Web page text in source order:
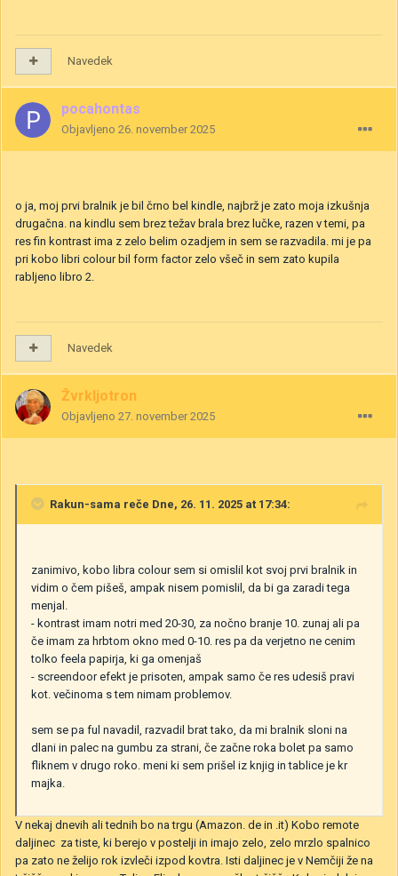
Navedek
pocahontas
Objavljeno 26. november 2025
o ja, moj prvi bralnik je bil črno bel kindle, najbrž je zato moja izkušnja
drugačna. na kindlu sem brez težav brala brez lučke, razen v temi, pa
res fin kontrast ima z zelo belim ozadjem in sem se razvadila. mi je pa
pri kobo libri colour bil form factor zelo všeč in sem zato kupila
rabljeno libro 2.
Navedek
Žvrkljotron
Objavljeno 27. november 2025
Rakun-sama reče Dne, 26. 11. 2025 at 17:34:
zanimivo, kobo libra colour sem si omislil kot svoj prvi bralnik in
vidim o čem pišeš, ampak nisem pomislil, da bi ga zaradi tega
menjal.
- kontrast imam notri med 20-30, za nočno branje 10. zunaj ali pa
če imam za hrbtom okno med 0-10. res pa da verjetno ne cenim
tolko feela papirja, ki ga omenjaš
- screendoor efekt je prisoten, ampak samo če res udesiš pravi
kot. večinoma s tem nimam problemov.
sem se pa ful navadil, razvadil brat tako, da mi bralnik sloni na
dlani in palec na gumbu za strani, če začne roka bolet pa samo
fliknem v drugo roko. meni ki sem prišel iz knjig in tablice je kr
majka.
V nekaj dnevih ali tednih bo na trgu (Amazon. de in .it) Kobo remote
daljinec za tiste, ki berejo v postelji in imajo zelo, zelo mrzlo spalnico
pa zato ne želijo rok izvleči izpod kovtra. Isti daljinec je v Nemčiji že na